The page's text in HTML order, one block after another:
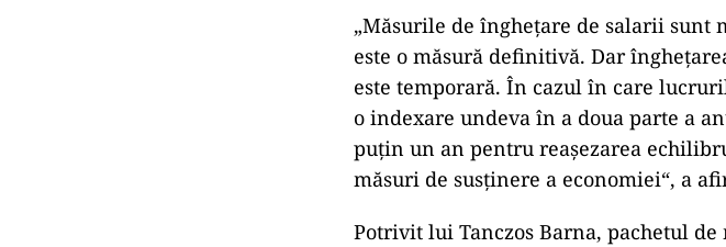
„Măsurile de îngheţare de salarii sunt
este o măsură definitivă. Dar
este temporară. În cazul în care
o indexare undeva în a doua parte a
puţin un an pentru reaşezarea
măsuri de susţinere a economiei“, a
Potrivit lui Tanczos Barna, pachetul